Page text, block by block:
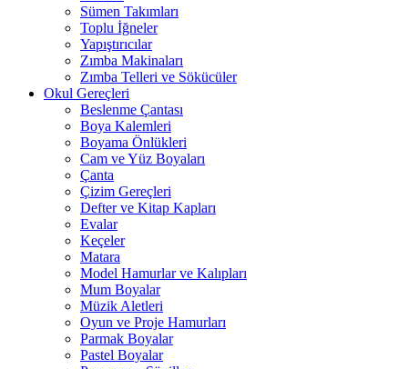
Sümen Takımları
Toplu İğneler
Yapıştırıcılar
Zımba Makinaları
Zımba Telleri ve Sökücüler
Okul Gereçleri
Beslenme Çantası
Boya Kalemleri
Boyama Önlükleri
Cam ve Yüz Boyaları
Çanta
Çizim Gereçleri
Defter ve Kitap Kapları
Evalar
Keçeler
Matara
Model Hamurlar ve Kalıpları
Mum Boyalar
Müzik Aletleri
Oyun ve Proje Hamurları
Parmak Boyalar
Pastel Boyalar